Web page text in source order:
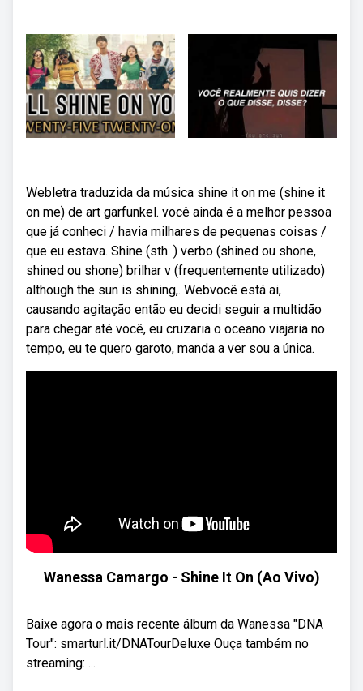
Webletra traduzida da música shine it on me (shine it
on me) de art garfunkel. você ainda é a melhor pessoa
que já conheci / havia milhares de pequenas coisas /
que eu estava. Shine (sth. ) verbo (shined ou shone,
shined ou shone) brilhar v (frequentemente utilizado)
although the sun is shining,. Webvocê está ai,
causando agitação então eu decidi seguir a multidão
para chegar até você, eu cruzaria o oceano viajaria no
tempo, eu te quero garoto, manda a ver sou a única.
Wanessa Camargo - Shine It On (Ao Vivo)
Baixe agora o mais recente álbum da Wanessa "DNA
Tour": smarturl.it/DNATourDeluxe Ouça também no
streaming: ...